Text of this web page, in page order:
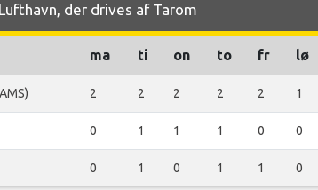
der drives af Tarom
ma ti on to fr lø
2 2 2 2 2 1
0 1 1 1 0 0
0 1 0 1 1 0